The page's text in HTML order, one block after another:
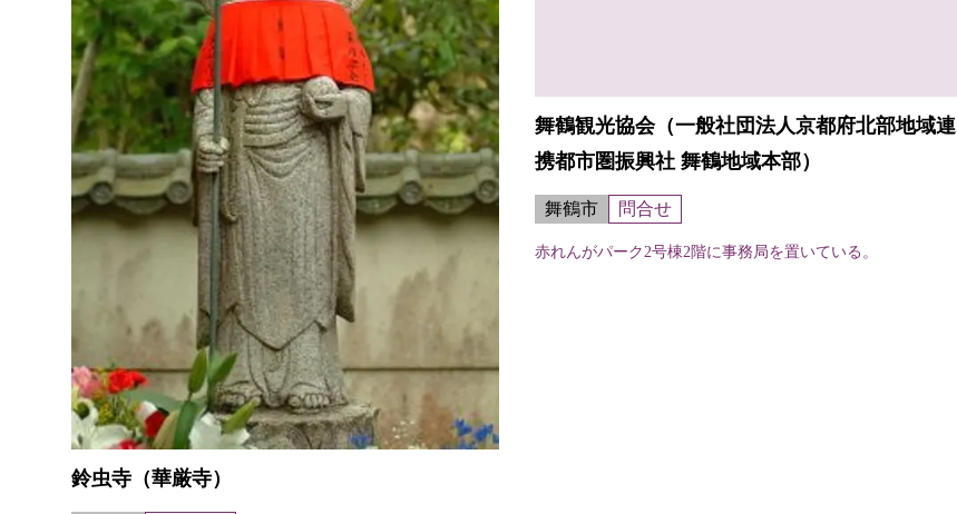
鈴虫寺（華厳寺）
舞鶴観光協会（一般社団法人京都府北部地域連
携都市圏振興社 舞鶴地域本部）
舞鶴市 問合せ
赤れんがパーク2号棟2階に事務局を置いている。